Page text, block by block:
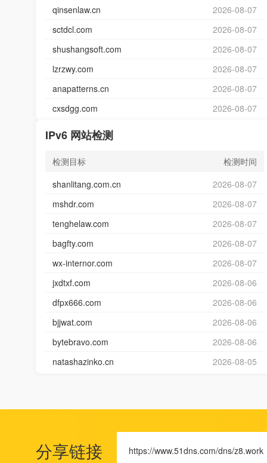
qinsenlaw.cn
2026-08-07
sctdcl.com
2026-08-07
shushangsoft.com
2026-08-07
lzrzwy.com
2026-08-07
anapatterns.cn
2026-08-07
cxsdgg.com
2026-08-07
IPv6 网站检测
检测目标
检测时间
shanlitang.com.cn
2026-08-07
mshdr.com
2026-08-07
tenghelaw.com
2026-08-07
bagfty.com
2026-08-07
wx-internor.com
2026-08-07
jxdtxf.com
2026-08-06
dfpx666.com
2026-08-06
bjjwat.com
2026-08-06
bytebravo.com
2026-08-06
natashazinko.cn
2026-08-05
分享链接 https://www.51dns.com/dns/z8.work